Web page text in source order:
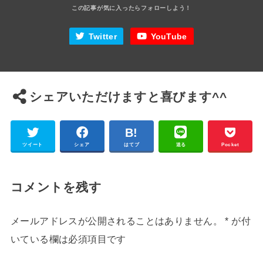
Twitter YouTube
シェアいただけますと喜びます^^
ツイート シェア はてブ 送る Pocket
コメントを残す
メールアドレスが公開されることはありません。 * が付
いている欄は必須項目です